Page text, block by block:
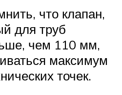
что клапан,
для труб
чем 110 мм,
максимум
точек.